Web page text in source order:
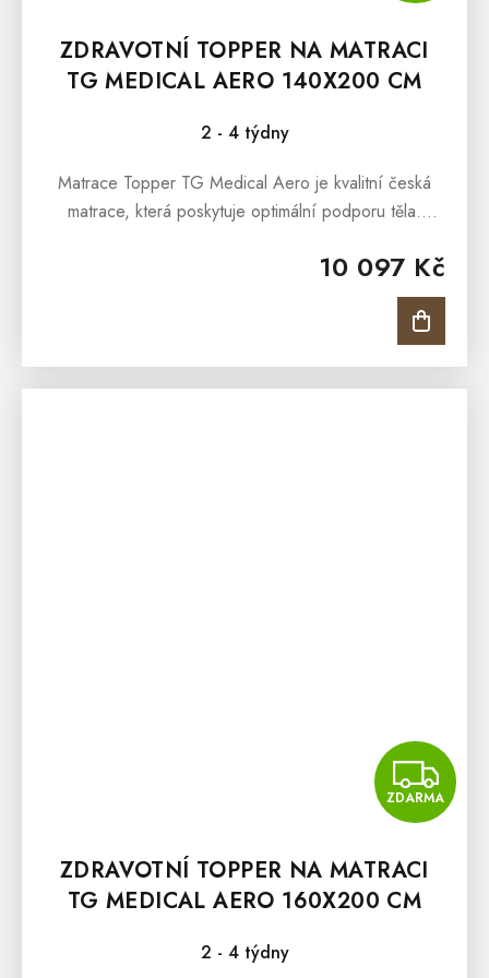
ZDRAVOTNÍ TOPPER NA MATRACI
TG MEDICAL AERO 140X200 CM
2 - 4 týdny
10 097 Kč
Matrace Topper TG Medical Aero je kvalitní česká
matrace, která poskytuje optimální podporu těla.
ZDARMA
ZDRAVOTNÍ TOPPER NA MATRACI
TG MEDICAL AERO 160X200 CM
2 - 4 týdny